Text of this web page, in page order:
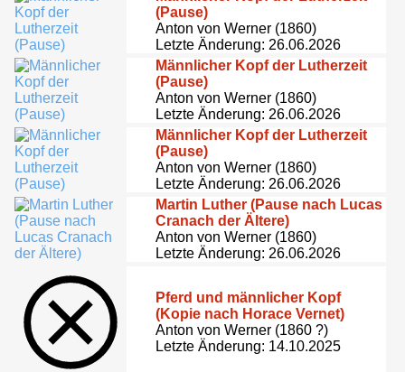
(Pause)
Anton von Werner (1860)
Letzte Änderung: 26.06.2026
Männlicher Kopf der Lutherzeit
(Pause)
Anton von Werner (1860)
Letzte Änderung: 26.06.2026
Männlicher Kopf der Lutherzeit
(Pause)
Anton von Werner (1860)
Letzte Änderung: 26.06.2026
Martin Luther (Pause nach Lucas
Cranach der Ältere)
Anton von Werner (1860)
Letzte Änderung: 26.06.2026
Pferd und männlicher Kopf
(Kopie nach Horace Vernet)
Anton von Werner (1860 ?)
Letzte Änderung: 14.10.2025